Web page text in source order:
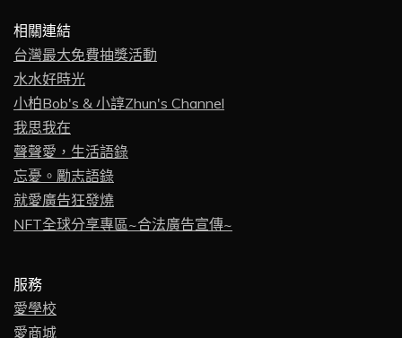
相關連結
台灣最大免費抽獎活動
水水好時光
小柏Bob's & 小諄Zhun's Channel
我思我在
聲聲愛，生活語錄
忘憂。勵志語錄
就愛廣告狂發燒
NFT全球分享專區~合法廣告宣傳~
服務
愛學校
愛商城